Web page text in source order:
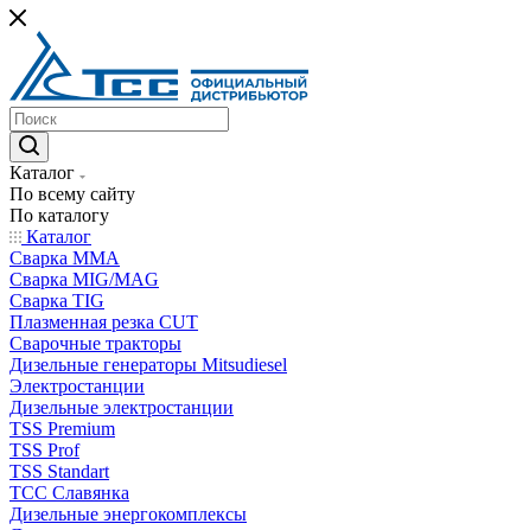
Каталог
По всему сайту
По каталогу
Каталог
Сварка MMA
Сварка MIG/MAG
Сварка TIG
Плазменная резка CUT
Сварочные тракторы
Дизельные генераторы Mitsudiesel
Электростанции
Дизельные электростанции
TSS Premium
TSS Prof
TSS Standart
ТСС Славянка
Дизельные энергокомплексы